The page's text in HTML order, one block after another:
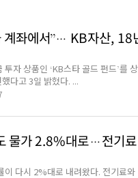
계좌에서”… KB자산, 18
투자 상품인 ‘KB스타 골드 펀드’를
다고 3일 밝혔다. ...
물가 2.8%대로…전기료
이 다시 2%대로 내려왔다. 전기료와